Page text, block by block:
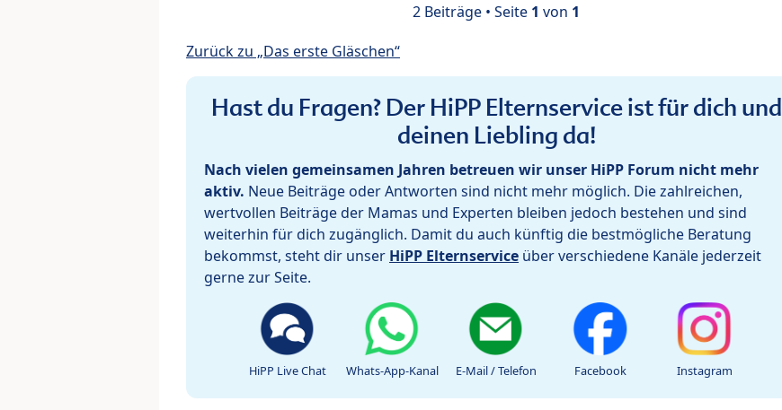
2 Beiträge • Seite 1 von 1
Zurück zu „Das erste Gläschen“
Hast du Fragen? Der HiPP Elternservice ist für dich und
deinen Liebling da!
Nach vielen gemeinsamen Jahren betreuen wir unser HiPP Forum nicht mehr
aktiv. Neue Beiträge oder Antworten sind nicht mehr möglich. Die zahlreichen,
wertvollen Beiträge der Mamas und Experten bleiben jedoch bestehen und sind
weiterhin für dich zugänglich. Damit du auch künftig die bestmögliche Beratung
bekommst, steht dir unser HiPP Elternservice über verschiedene Kanäle jederzeit
gerne zur Seite.
HiPP Live Chat Whats-App-Kanal E-Mail / Telefon Facebook Instagram